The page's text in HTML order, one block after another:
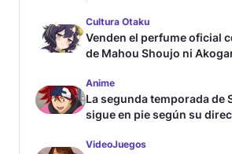
Cultura Otaku
Venden el perfume oficial
de Mahou Shoujo ni
Anime
La segunda temporada de
sigue en pie según su
VideoJuegos